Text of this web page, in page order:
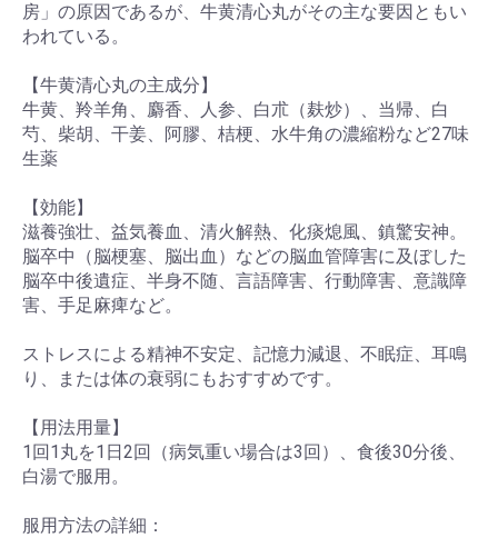
房」の原因であるが、牛黄清心丸がその主な要因ともい
われている。
【牛黄清心丸の主成分】
牛黄、羚羊角、麝香、人参、白朮（麸炒）、当帰、白
芍、柴胡、干姜、阿膠、桔梗、水牛角の濃縮粉など27味
生薬
【効能】
滋養強壮、益気養血、清火解熱、化痰熄風、鎮驚安神。
脳卒中（脳梗塞、脳出血）などの脳血管障害に及ぼした
脳卒中後遺症、半身不随、言語障害、行動障害、意識障
害、手足麻痺など。
ストレスによる精神不安定、記憶力減退、不眠症、耳鳴
り、または体の衰弱にもおすすめです。
【用法用量】
1回1丸を1日2回（病気重い場合は3回）、食後30分後、
白湯で服用。
服用方法の詳細：